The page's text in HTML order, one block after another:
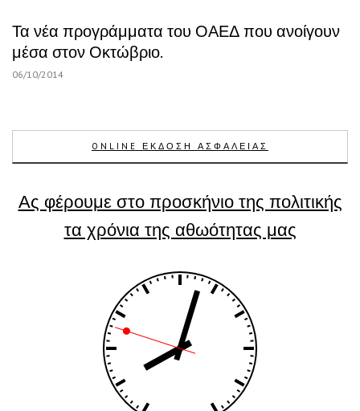
Τα νέα προγράμματα του ΟΑΕΔ που ανοίγουν
μέσα στον Οκτώβριο.
06/10/2014
ONLINE ΕΚΔΟΣΗ ΑΣΦΑΛΕΙΑΣ
Ας φέρουμε στο προσκήνιο της πολιτικής
τα χρόνια της αθωότητας μας